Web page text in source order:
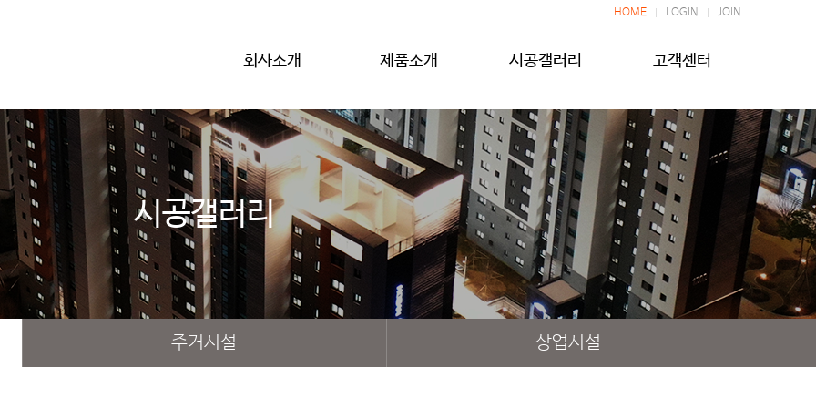
HOME LOGIN JOIN
회사소개 제품소개 시공갤러리 고객센터
시공갤러리
주거시설 상업시설